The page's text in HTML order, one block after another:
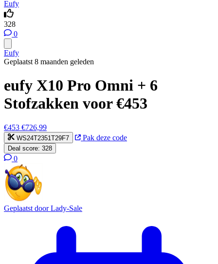
Eufy
328
0
Eufy
Geplaatst 8 maanden geleden
eufy X10 Pro Omni + 6
Stofzakken voor €453
€453 €726,99
WS24T2351T29F7 Pak deze code
Deal score: 328
0
Geplaatst doorLady-Sale